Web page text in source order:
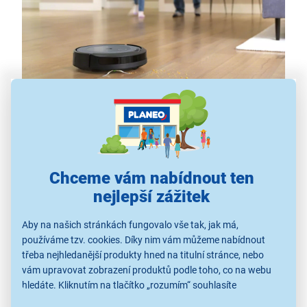
Chceme vám nabídnout ten
nejlepší zážitek
Aby na našich stránkách fungovalo vše tak, jak má,
používáme tzv. cookies. Díky nim vám můžeme nabídnout
třeba nejhledanější produkty hned na titulní stránce, nebo
vám upravovat zobrazení produktů podle toho, co na webu
hledáte. Kliknutím na tlačítko „rozumím“ souhlasíte
Robot s patentovaným čisticím systémem
Robotický vysavačiRobot Roomba Combo i5 Neutral
– v unikátním strukturovaném designu ID Nucleus,
který připomíná textil – představuje špičkového
domácího pomocníka. Díky silnému sacímu výkonu
zvládne do posledního chlupu vysátvšechny typy
povrchů, od tvrdé dlažby, přes dřevěné parkety až po
měkké koberce. Navíc zvládne ivytírání– stačí jen
vyměnit sběrný koš, pokud chcete vysát a vytřít
zároveň. Robot je vybaven patentovaným
třístupňovýmčisticím systémem AeroForce.